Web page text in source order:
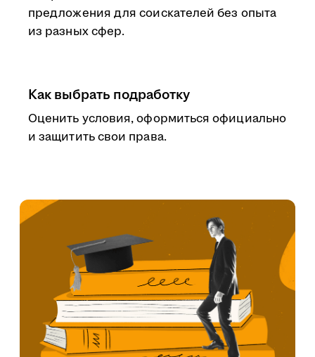
предложения для соискателей без опыта
из разных сфер.
Как выбрать подработку
Оценить условия, оформиться официально
и защитить свои права.